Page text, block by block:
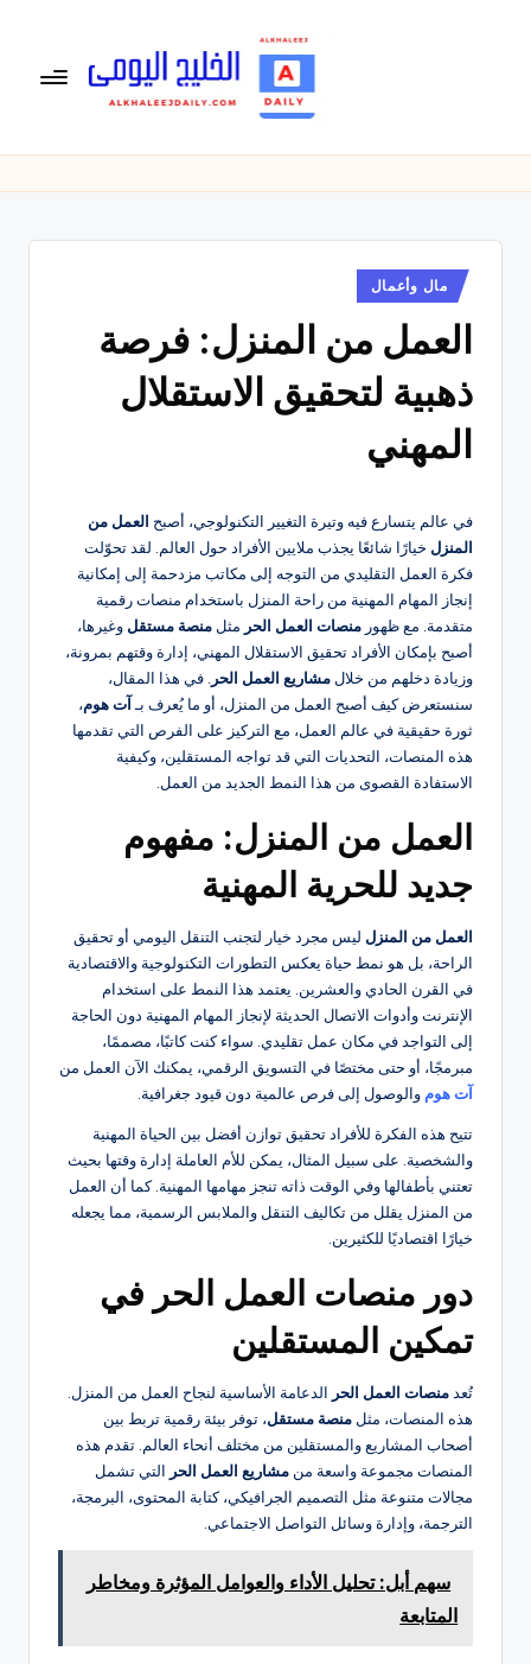
خ
يو
م
ى
متابعة
الرياضية
والسياسية
والاقتصادية.
نُشر
في
مال وأعمال
العمل من المنزل: فرصة
ذهبية لتحقيق الاستقلال
المهني
في عالم يتسارع فيه وتيرة التغيير التكنولوجي، أصبح العمل من
المنزل خيارًا شائعًا يجذب ملايين الأفراد حول العالم. لقد تحوّلت
فكرة العمل التقليدي من التوجه إلى مكاتب مزدحمة إلى إمكانية
إنجاز المهام المهنية من راحة المنزل باستخدام منصات رقمية
متقدمة. مع ظهور منصات العمل الحر مثل منصة مستقل وغيرها،
أصبح بإمكان الأفراد تحقيق الاستقلال المهني، إدارة وقتهم بمرونة،
وزيادة دخلهم من خلال مشاريع العمل الحر
. في هذا المقال،
سنستعرض كيف أصبح العمل من المنزل، أو ما يُعرف بـ آت هوم،
ثورة حقيقية في عالم العمل، مع التركيز على الفرص التي تقدمها
هذه المنصات، التحديات التي قد تواجه المستقلين، وكيفية
الاستفادة القصوى من هذا النمط الجديد من العمل.
العمل من المنزل: مفهوم
جديد للحرية المهنية
العمل من المنزل ليس مجرد خيار لتجنب التنقل اليومي أو تحقيق
الراحة، بل هو نمط حياة يعكس التطورات التكنولوجية والاقتصادية
في القرن الحادي والعشرين. يعتمد هذا النمط على استخدام
الإنترنت وأدوات الاتصال الحديثة لإنجاز المهام المهنية دون الحاجة
إلى التواجد في مكان عمل تقليدي. سواء كنت كاتبًا، مصممًا،
مبرمجًا، أو حتى مختصًا في التسويق الرقمي، يمكنك الآن العمل من
آت هوم والوصول إلى فرص عالمية دون قيود جغرافية.
تتيح هذه الفكرة للأفراد تحقيق توازن أفضل بين الحياة المهنية
والشخصية. على سبيل المثال، يمكن للأم العاملة إدارة وقتها بحيث
تعتني بأطفالها وفي الوقت ذاته تنجز مهامها المهنية. كما أن العمل
من المنزل يقلل من تكاليف التنقل والملابس الرسمية، مما يجعله
خيارًا اقتصاديًا للكثيرين.
دور منصات العمل الحر في
تمكين المستقلين
تُعد منصات العمل الحر الدعامة الأساسية لنجاح العمل من المنزل.
هذه المنصات، مثل منصة مستقل، توفر بيئة رقمية تربط بين
أصحاب المشاريع والمستقلين من مختلف أنحاء العالم. تقدم هذه
المنصات مجموعة واسعة من مشاريع العمل الحر التي تشمل
مجالات متنوعة مثل التصميم الجرافيكي، كتابة المحتوى، البرمجة،
الترجمة، وإدارة وسائل التواصل الاجتماعي.
سهم أبل: تحليل الأداء والعوامل المؤثرة ومخاطر
المتابعة